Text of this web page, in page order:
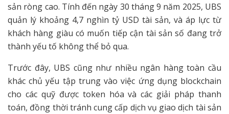
sản ròng cao. Tính đến ngày 30 tháng 9 năm 2025, UBS
quản lý khoảng 4,7 nghìn tỷ USD tài sản, và áp lực từ
khách hàng giàu có muốn tiếp cận tài sản số đang trở
thành yếu tố không thể bỏ qua.
Trước đây, UBS cũng như nhiều ngân hàng toàn cầu
khác chủ yếu tập trung vào việc ứng dụng blockchain
cho các quỹ được token hóa và các giải pháp thanh
toán, đồng thời tránh cung cấp dịch vụ giao dịch tài sản